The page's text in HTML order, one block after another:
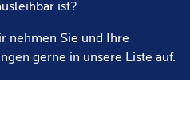
ist?
nehmen Sie und Ihre
gerne in unsere Liste auf.